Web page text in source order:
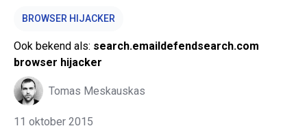
BROWSER HIJACKER
Ook bekend als: search.emaildefendsearch.com
browser hijacker
Tomas Meskauskas
11 oktober 2015